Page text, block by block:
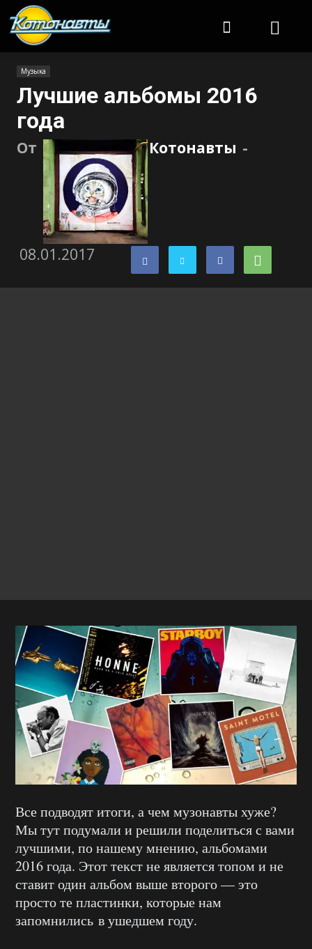
Музыка
Лучшие альбомы 2016
года
От Котонавты -
08.01.2017
Все подводят итоги, а чем музонавты хуже?
Мы тут подумали и решили поделиться с вами
лучшими, по нашему мнению, альбомами
2016 года. Этот текст не является топом и не
ставит один альбом выше второго — это
просто те пластинки, которые нам
запомнились в ушедшем году.